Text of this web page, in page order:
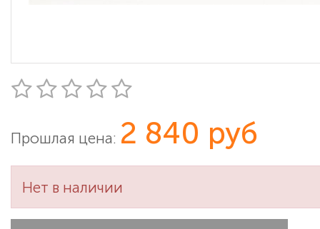
Прошлая цена: 2 840 руб
Нет в наличии